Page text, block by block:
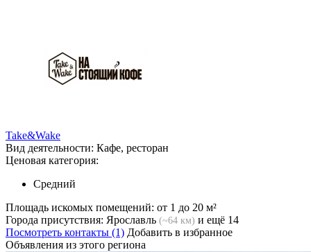
Take&Wake
Вид деятельности: Кафе, ресторан
Ценовая категория:
Средний
Площадь искомых помещений: от 1 до 20 м²
Города присутствия: Ярославль (~64 км) и ещё 14
Посмотреть контакты (1) Добавить в избранное
Объявления из этого региона